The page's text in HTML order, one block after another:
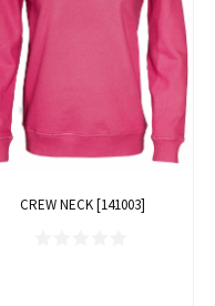
CREW NECK [141003]